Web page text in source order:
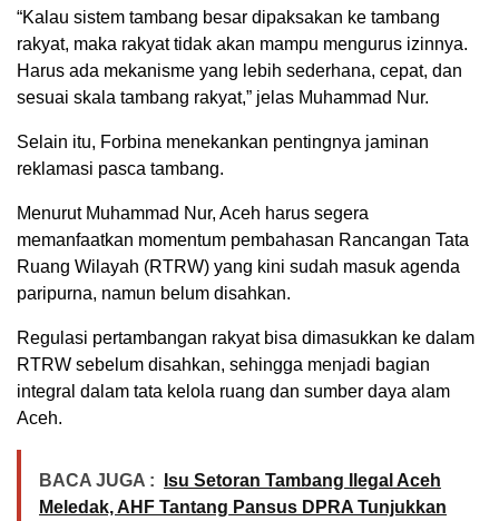
“Kalau sistem tambang besar dipaksakan ke tambang
rakyat, maka rakyat tidak akan mampu mengurus izinnya.
Harus ada mekanisme yang lebih sederhana, cepat, dan
sesuai skala tambang rakyat,” jelas Muhammad Nur.
Selain itu, Forbina menekankan pentingnya jaminan
reklamasi pasca tambang.
Menurut Muhammad Nur, Aceh harus segera
memanfaatkan momentum pembahasan Rancangan Tata
Ruang Wilayah (RTRW) yang kini sudah masuk agenda
paripurna, namun belum disahkan.
Regulasi pertambangan rakyat bisa dimasukkan ke dalam
RTRW sebelum disahkan, sehingga menjadi bagian
integral dalam tata kelola ruang dan sumber daya alam
Aceh.
BACA JUGA :
Isu Setoran Tambang Ilegal Aceh
Meledak, AHF Tantang Pansus DPRA Tunjukkan